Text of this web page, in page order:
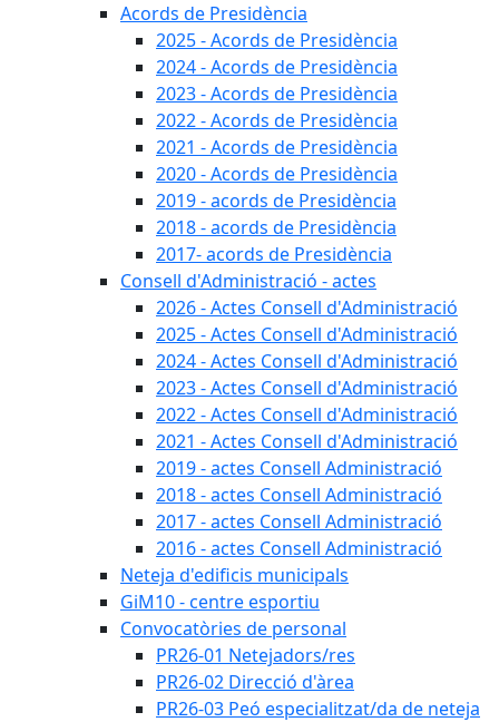
Acords de Presidència
2025 - Acords de Presidència
2024 - Acords de Presidència
2023 - Acords de Presidència
2022 - Acords de Presidència
2021 - Acords de Presidència
2020 - Acords de Presidència
2019 - acords de Presidència
2018 - acords de Presidència
2017- acords de Presidència
Consell d'Administració - actes
2026 - Actes Consell d'Administració
2025 - Actes Consell d'Administració
2024 - Actes Consell d'Administració
2023 - Actes Consell d'Administració
2022 - Actes Consell d'Administració
2021 - Actes Consell d'Administració
2019 - actes Consell Administració
2018 - actes Consell Administració
2017 - actes Consell Administració
2016 - actes Consell Administració
Neteja d'edificis municipals
GiM10 - centre esportiu
Convocatòries de personal
PR26-01 Netejadors/res
PR26-02 Direcció d'àrea
PR26-03 Peó especialitzat/da de neteja